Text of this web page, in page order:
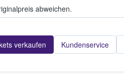
abweichen.
verkaufen Kundenservice